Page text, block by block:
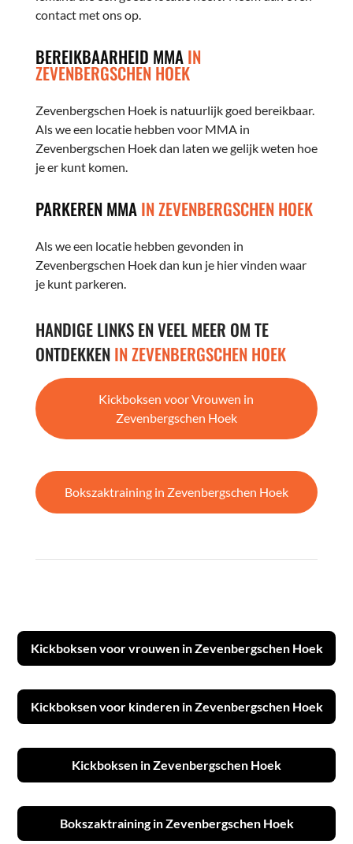
contact met ons op.
BEREIKBAARHEID MMAIN
ZEVENBERGSCHEN HOEK
Zevenbergschen Hoek is natuurlijk goed bereikbaar.
Als we een locatie hebben voor MMA in
Zevenbergschen Hoek dan laten we gelijk weten hoe
je er kunt komen.
PARKEREN MMAIN ZEVENBERGSCHEN HOEK
Als we een locatie hebben gevonden in
Zevenbergschen Hoek dan kun je hier vinden waar
je kunt parkeren.
HANDIGE LINKS EN VEEL MEER OM TE
ONTDEKKENIN ZEVENBERGSCHEN HOEK
Kickboksen voor Vrouwen in
Zevenbergschen Hoek
Bokszaktraining in Zevenbergschen Hoek
Kickboksen voor vrouwen in Zevenbergschen Hoek
Kickboksen voor kinderen in Zevenbergschen Hoek
Kickboksen in Zevenbergschen Hoek
Bokszaktraining in Zevenbergschen Hoek